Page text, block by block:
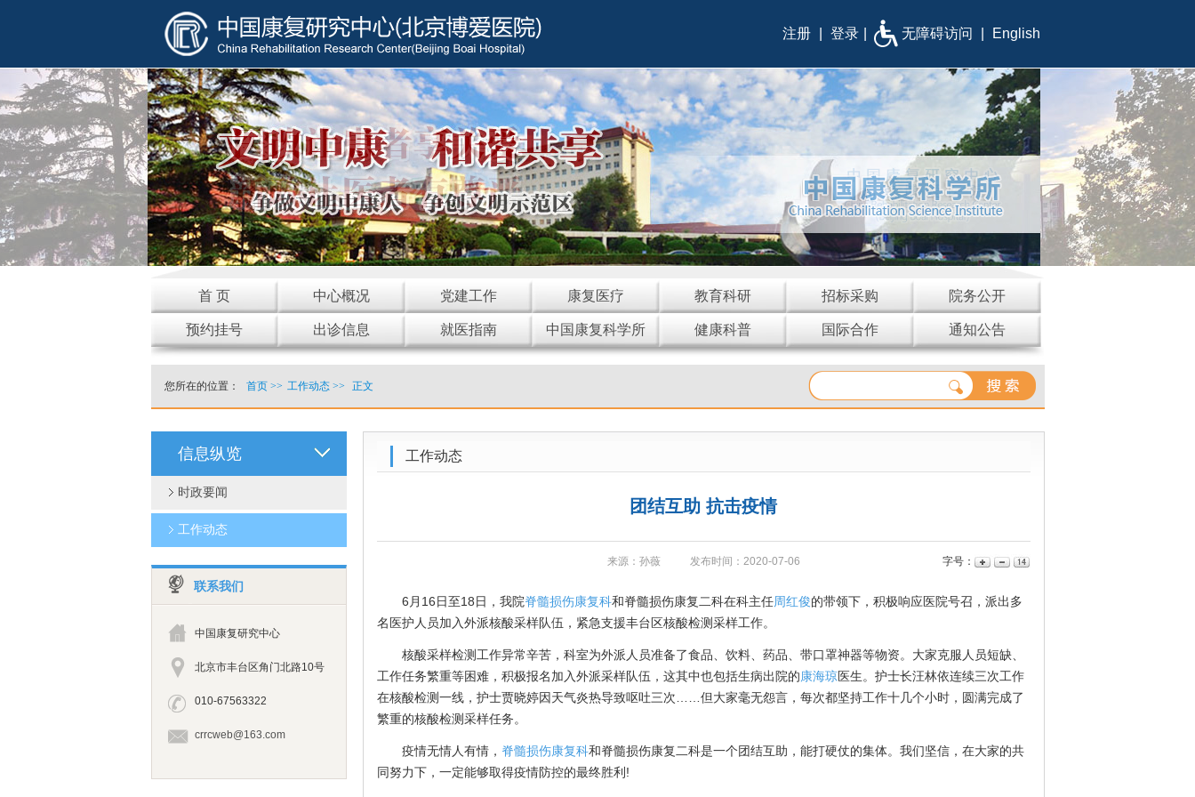
注册 登录 无障碍访问 English
首 页 中心概况 党建工作 康复医疗 教育科研 招标采购 院务公开
预约挂号 出诊信息 就医指南 中国康复科学所 健康科普 国际合作 通知公告
您所在的位置： 首页>> 工作动态>> 正文
信息纵览
时政要闻
工作动态
联系我们
中国康复研究中心
北京市丰台区角门北路10号
010-67563322
crrcweb@163.com
工作动态
团结互助 抗击疫情
来源：孙薇 发布时间：2020-07-06 字号：
6月16日至18日，我院脊髓损伤康复科和脊髓损伤康复二科在科主任周红俊的带领下，积极响应医院号召，派出多
名医护人员加入外派核酸采样队伍，紧急支援丰台区核酸检测采样工作。
核酸采样检测工作异常辛苦，科室为外派人员准备了食品、饮料、药品、带口罩神器等物资。大家克服人员短缺、
工作任务繁重等困难，积极报名加入外派采样队伍，这其中也包括生病出院的康海琼医生。护士长汪林依连续三次工作
在核酸检测一线，护士贾晓婷因天气炎热导致呕吐三次……但大家毫无怨言，每次都坚持工作十几个小时，圆满完成了
繁重的核酸检测采样任务。
疫情无情人有情， 脊髓损伤康复科和脊髓损伤康复二科是一个团结互助，能打硬仗的集体。我们坚信，在大家的共
同努力下，一定能够取得疫情防控的最终胜利!